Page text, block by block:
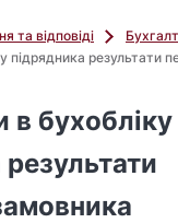
та відповіді
підрядника результати
в бухобліку